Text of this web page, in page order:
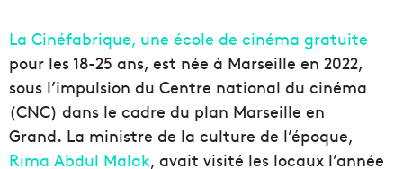
La Cinéfabrique, une école de cinéma gratuite
pour les 18-25 ans, est née à Marseille en 2022,
sous l’impulsion du Centre national du cinéma
(CNC) dans le cadre du plan Marseille en
Grand. La ministre de la culture de l’époque,
Rima Abdul Malak, avait visité les locaux l’année